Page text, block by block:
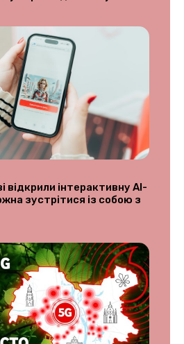
відкрили інтерактивну AI-
зустрітися із собою з